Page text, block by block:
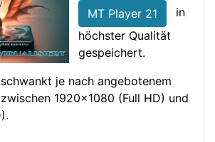
MT Player 21
in
höchster Qualität
gespeichert.
je nach angebotenem
1920x1080 (Full HD) und